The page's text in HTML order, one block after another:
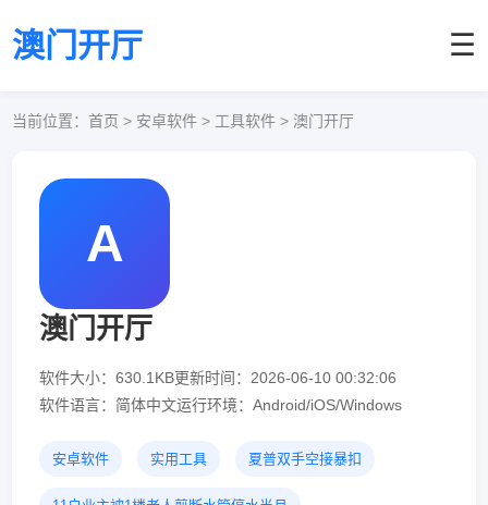
澳门开厅 ☰
当前位置：首页 > 安卓软件 > 工具软件 > 澳门开厅
A
澳门开厅
软件大小：630.1KB更新时间：2026-06-10 00:32:06
软件语言：简体中文运行环境：Android/iOS/Windows
安卓软件 实用工具 夏普双手空接暴扣